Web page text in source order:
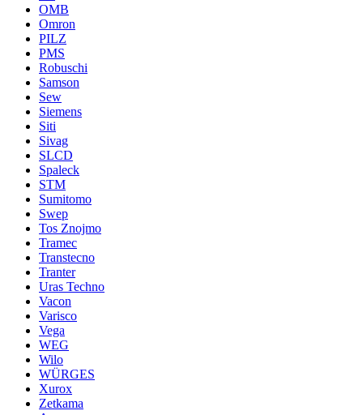
OMB
Omron
PILZ
PMS
Robuschi
Samson
Sew
Siemens
Siti
Sivag
SLCD
Spaleck
STM
Sumitomo
Swep
Tos Znojmo
Tramec
Transtecno
Tranter
Uras Techno
Vacon
Varisco
Vega
WEG
Wilo
WÜRGES
Xurox
Zetkama